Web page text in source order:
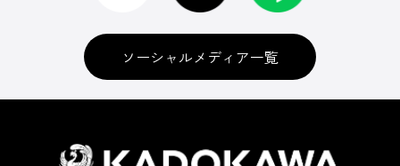
ソーシャルメディア一覧